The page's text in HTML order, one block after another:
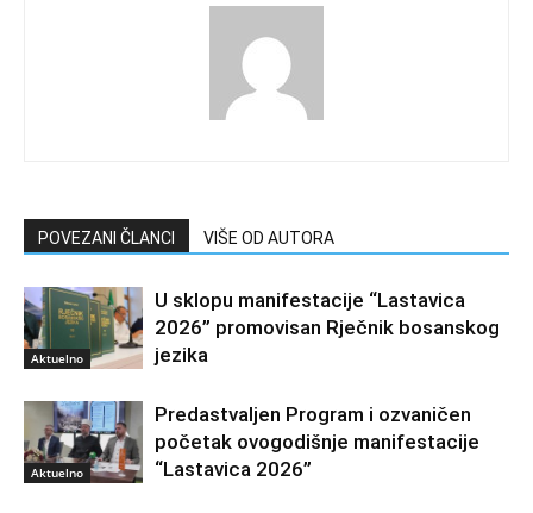
POVEZANI ČLANCI VIŠE OD AUTORA
Aktuelno
U sklopu manifestacije “Lastavica
2026” promovisan Rječnik bosanskog
jezika
Aktuelno
Predastvaljen Program i ozvaničen
početak ovogodišnje manifestacije
“Lastavica 2026”